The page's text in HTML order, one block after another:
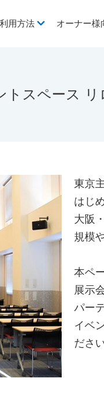
用方法 オーナー様
トスペース リ
東京
はじめ
大阪
規模
本ペ
展示
パー
イベ
ださい